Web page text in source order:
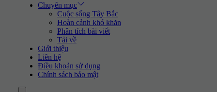
Chuyên mục
Cuộc sống Tây Bắc
Hoàn cảnh khó khăn
Phân tích bài viết
Tải về
Giới thiệu
Liên hệ
Điều khoản sử dụng
Chính sách bảo mật